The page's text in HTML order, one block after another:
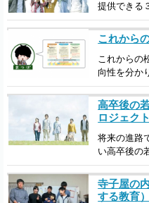
提供できる
これから
これからの
向性を分か
高卒後の
ロジェクト
将来の進路
い高卒後の
寺子屋の
する教育）